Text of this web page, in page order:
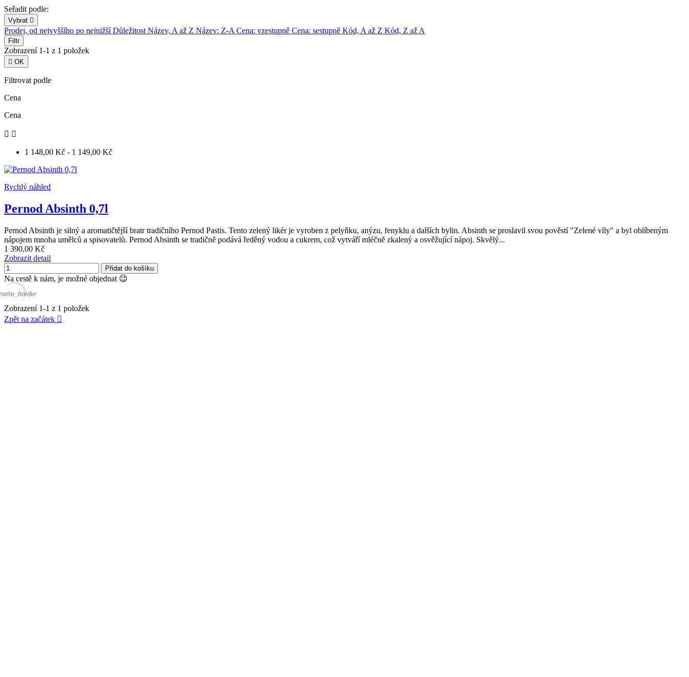
Seřadit podle:
Vybrat 
Prodej, od nejvyššího po nejnižšíDůležitost Název, A až Z Název: Z-A Cena: vzestupně Cena: sestupně Kód, A až Z Kód, Z až A
Filtr
Zobrazení 1-1 z 1 položek
 OK
Filtrovat podle
Cena
Cena
 
1 148,00 Kč - 1 149,00 Kč
Rychlý náhled
Pernod Absinth 0,7l
Pernod Absinth je silný a aromatičtější bratr tradičního Pernod Pastis. Tento zelený likér je vyroben z pelyňku, anýzu, fenyklu a dalších bylin. Absinth se proslavil svou pověstí "Zelené víly" a byl oblíbeným
nápojem mnoha umělců a spisovatelů. Pernod Absinth se tradičně podává ředěný vodou a cukrem, což vytváří mléčně zkalený a osvěžující nápoj. Skvělý...
1 390,00 Kč
Zobrazit detail
Přidat do košíku
Na cestě k nám, je možné objednat 😉
Zobrazení 1-1 z 1 položek
Zpět na začátek 